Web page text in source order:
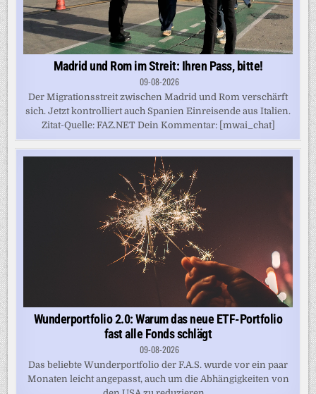
Madrid und Rom im Streit: Ihren Pass, bitte!
09-08-2026
Der Migrationsstreit zwischen Madrid und Rom verschärft
sich. Jetzt kontrolliert auch Spanien Einreisende aus Italien.
Zitat-Quelle: FAZ.NET Dein Kommentar: [mwai_chat]
Wunderportfolio 2.0: Warum das neue ETF-Portfolio
fast alle Fonds schlägt
09-08-2026
Das beliebte Wunderportfolio der F.A.S. wurde vor ein paar
Monaten leicht angepasst, auch um die Abhängigkeiten von